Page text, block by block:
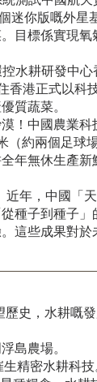
迷你版嘅外
目標係實現
水耕研發中
香港正式以科
質蔬菜。
！中國農業
（約兩個足球
年無休生產
年，中國「
種子到種子
這些成果對
史，水耕嘅
島農場。
精密水耕科技